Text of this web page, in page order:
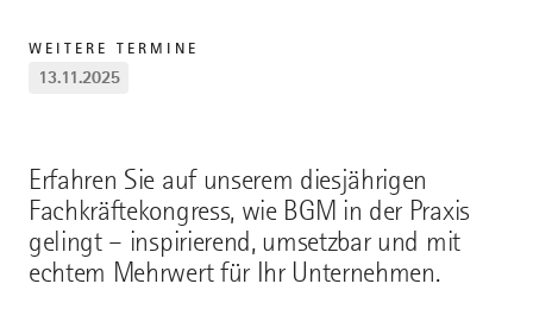
Erfahren Sie auf unserem diesjährigen
Fachkräftekongress, wie BGM in der Praxis
gelingt – inspirierend, umsetzbar und mit
echtem Mehrwert für Ihr Unternehmen.
WEITERE TERMINE
13.11.2025